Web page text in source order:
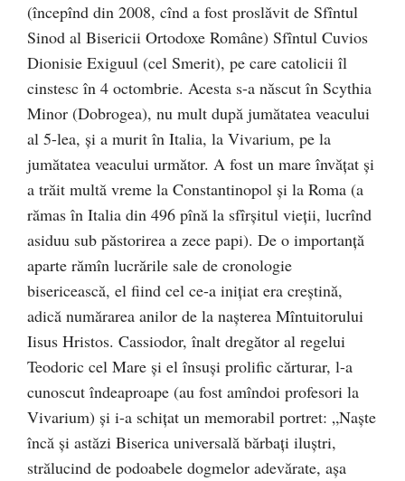
(începînd din 2008, cînd a fost proslăvit de Sfîntul
Sinod al Bisericii Ortodoxe Române) Sfîntul Cuvios
Dionisie Exiguul (cel Smerit), pe care catolicii îl
cinstesc în 4 octombrie. Acesta s-a născut în Scythia
Minor (Dobrogea), nu mult după jumătatea veacului
al 5-lea, și a murit în Italia, la Vivarium, pe la
jumătatea veacului următor. A fost un mare învățat și
a trăit multă vreme la Constantinopol și la Roma (a
rămas în Italia din 496 pînă la sfîrșitul vieții, lucrînd
asiduu sub păstorirea a zece papi). De o importanță
aparte rămîn lucrările sale de cronologie
bisericească, el fiind cel ce-a inițiat era creștină,
adică numărarea anilor de la nașterea Mîntuitorului
Iisus Hristos. Cassiodor, înalt dregător al regelui
Teodoric cel Mare și el însuși prolific cărturar, l-a
cunoscut îndeaproape (au fost amîndoi profesori la
Vivarium) și i-a schițat un memorabil portret: „Naște
încă și astăzi Biserica universală bărbați iluștri,
strălucind de podoabele dogmelor adevărate, așa